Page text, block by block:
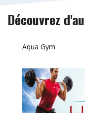
Découvrez
Aqua Gym